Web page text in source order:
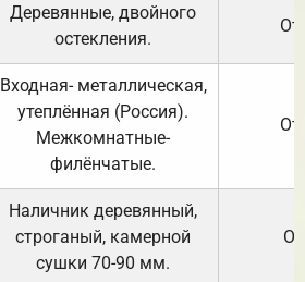
Деревянные, двойного
остекления.
Входная- металлическая,
утеплённая (Россия).
Межкомнатные-
филёнчатые.
Наличник деревянный,
строганый, камерной
сушки 70-90 мм.